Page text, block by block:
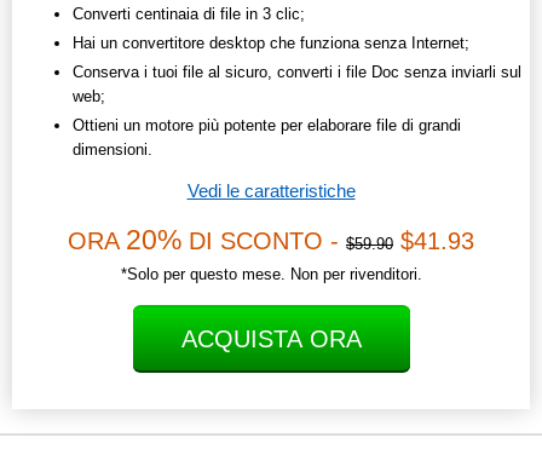
Converti centinaia di file in 3 clic;
Hai un convertitore desktop che funziona senza Internet;
Conserva i tuoi file al sicuro, converti i file Doc senza inviarli sul
web;
Ottieni un motore più potente per elaborare file di grandi
dimensioni.
Vedi le caratteristiche
ORA 20% DI SCONTO - $59.90 $41.93
*Solo per questo mese. Non per rivenditori.
ACQUISTA ORA